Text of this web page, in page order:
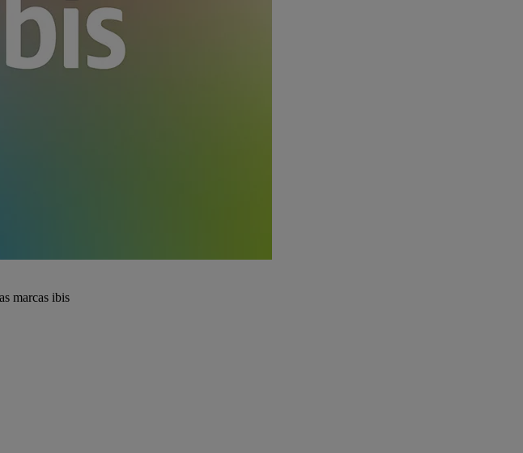
marcas ibis